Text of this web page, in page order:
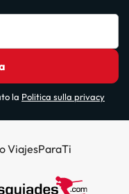
la Politica sulla privacy
ViajesParaTi